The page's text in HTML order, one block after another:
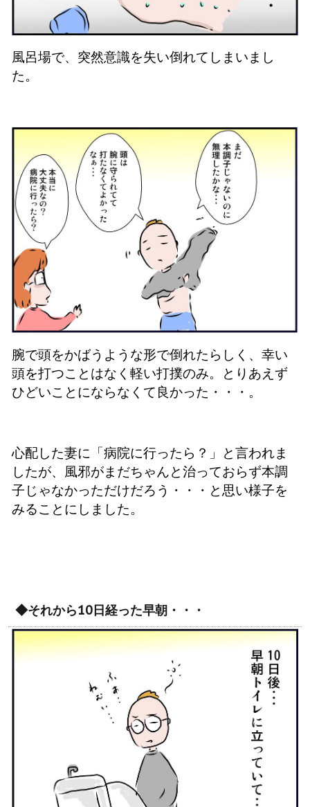
風呂場で、突然意識を失い倒れてしまいまし
た。
腕で頭をかばうような形で倒れたらしく、幸い
頭を打つことはなく軽い打撲のみ。とりあえず
ひどいことにならなくて良かった・・・。
心配した妻に「病院に行ったら？」と言われま
したが、風邪がまだちゃんと治っておらず本調
子じゃなかっただけだろう・・・と思い様子を
みることにしました。
◆それから10日経った早朝・・・